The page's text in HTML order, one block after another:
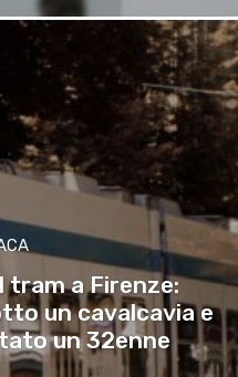
tram a Firenze:
un cavalcavia e
un 32enne